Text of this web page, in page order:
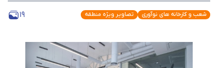
شعب و کارخانه های نوآوری تصاویر ویژه منطقه 19